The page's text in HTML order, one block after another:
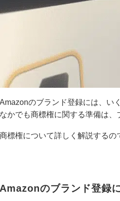
Amazonのブランド登録には、い
なかでも商標権に関する準備は、
商標権について詳しく解説するの
Amazonのブランド登録